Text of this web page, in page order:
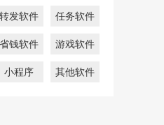
转发软件 任务软件
省钱软件 游戏软件
小程序 其他软件